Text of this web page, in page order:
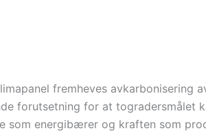
fremheves avkarbonisering
forutsetning for at togradersmålet
som energibærer og kraften som